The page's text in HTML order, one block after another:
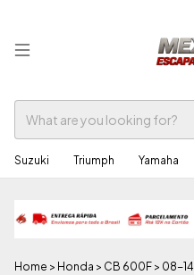
Suzuki Triumph Yamaha
Home > Honda > CB 600F > 08-14